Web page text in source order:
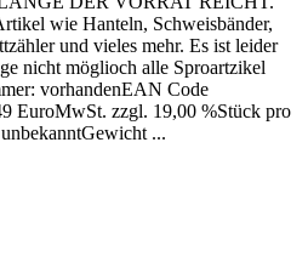
wie Hanteln, Schweisbänder,
und vieles mehr. Es ist leider
nicht möglioch alle Sproartzikel
vorhandenEAN Code
EuroMwSt. zzgl. 19,00 %Stück pro
...